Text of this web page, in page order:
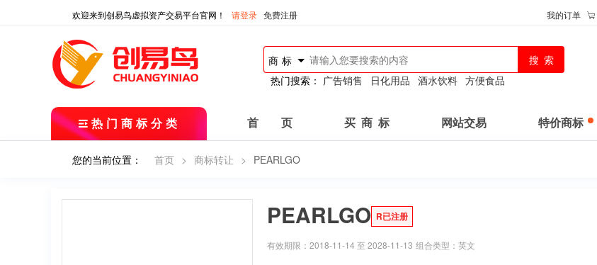
欢迎来到创易鸟虚拟资产交易平台官网！ 请登录 免费注册 我的订单
商标
热门搜索： 广告销售 日化用品 酒水饮料 方便食品
热门商标分类 首 页 买 商 标 网站交易 特价商标
您的当前位置： 首页 > 商标转让 > PEARLGO
PEARLGO R已注册
有效期限：2018-11-14 至 2028-11-13 组合类型：英文